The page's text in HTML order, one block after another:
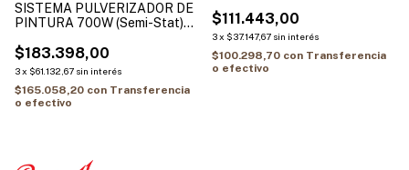
SISTEMA PULVERIZADOR DE
PINTURA 700W (Semi-Stat)
$183.398,00
3x $61.132,67 sin interés
$165.058,20 con Transferencia
o efectivo
500 S
$111.443,00
3x $37.147,67 sin interés
$100.298,70 con Transferencia
o efectivo